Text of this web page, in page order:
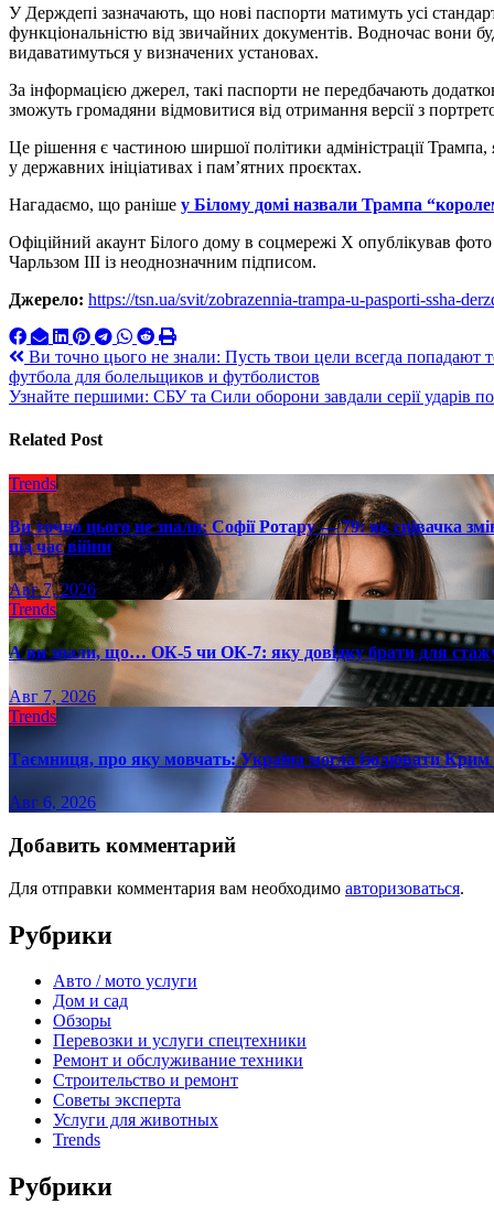
У Держдепі зазначають, що нові паспорти матимуть усі
функціональністю від звичайних документів. Водночас вони
видаватимуться у визначених установах.
За інформацією джерел, такі паспорти не передбачають
зможуть громадяни відмовитися від отримання версії з
Це рішення є частиною ширшої політики адміністрації Трампа,
у державних ініціативах і пам’ятних проєктах.
Нагадаємо, що раніше у Білому домі назвали Трампа
Офіційний акаунт Білого дому в соцмережі X опублікував
Чарльзом III із неоднозначним підписом.
Джерело: https://tsn.ua/svit/zobrazennia-trampa-u-pasporti-ssha-
Навигация
по
Ви точно цього не знали: Пусть твои цели всегда
футбола для болельщиков и футболистов
Узнайте першими: СБУ та Сили оборони завдали серії ударів
Related Post
Trends
Ви точно цього не знали: Софії Ротару — 79: як співачка
під час війни
Авг 7, 2026
Trends
А ви знали, що… ОК-5 чи ОК-7: яку довідку брати для
Авг 7, 2026
Trends
Таємниця, про яку мовчать: Україна могла ізолювати
Авг 6, 2026
Добавить комментарий
Для отправки комментария вам необходимо авторизоваться.
Рубрики
Авто / мото услуги
Дом и сад
Обзоры
Перевозки и услуги спецтехники
Ремонт и обслуживание техники
Строительство и ремонт
Советы эксперта
Услуги для животных
Trends
Рубрики